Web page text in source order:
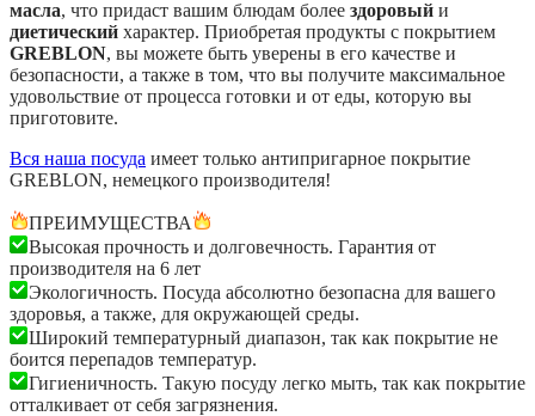
масла, что придаст вашим блюдам более здоровый и
диетический характер. Приобретая продукты с покрытием
GREBLON, вы можете быть уверены в его качестве и
безопасности, а также в том, что вы получите максимальное
удовольствие от процесса готовки и от еды, которую вы
приготовите.
Вся наша посуда имеет только антипригарное покрытие
GREBLON, немецкого производителя!
ПРЕИМУЩЕСТВА
Высокая прочность и долговечность. Гарантия от
производителя на 6 лет
Экологичность. Посуда абсолютно безопасна для вашего
здоровья, а также, для окружающей среды.
Широкий температурный диапазон, так как покрытие не
боится перепадов температур.
Гигиеничность. Такую посуду легко мыть, так как покрытие
отталкивает от себя загрязнения.